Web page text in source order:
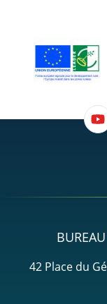
42 Place du